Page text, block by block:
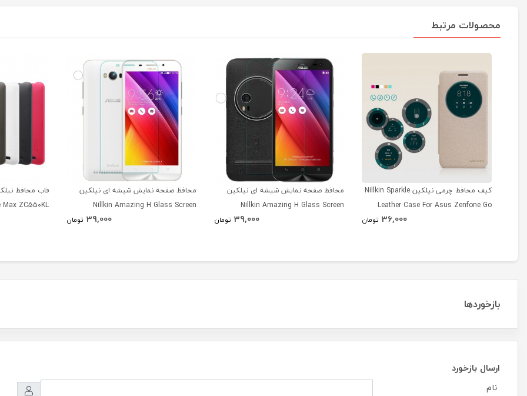
محصولات مرتبط
کیف محافظ چرمی نیلکین Nillkin Sparkle
Leather Case For Asus Zenfone Go
36,000 تومان
محافظ صفحه نمایش شیشه ای نیلکین
Nillkin Amazing H Glass Screen
Protector For Asus Zenfone Zoom
39,000 تومان
محافظ صفحه نمایش شیشه ای نیلکین
Nillkin Amazing H Glass Screen
Protector For Asus Zenfone Max
39,000 تومان
ZC550KL
بازخوردها
ارسال بازخورد
نام